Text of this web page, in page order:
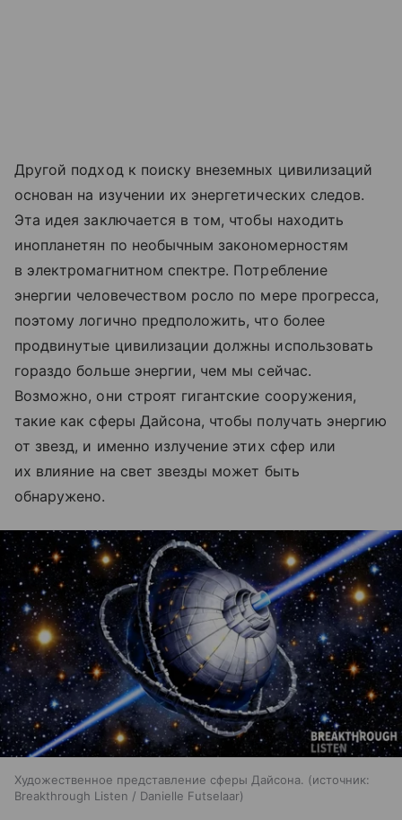
Другой подход к поиску внеземных цивилизаций
основан на изучении их энергетических следов.
Эта идея заключается в том, чтобы находить
инопланетян по необычным закономерностям
в электромагнитном спектре. Потребление
энергии человечеством росло по мере прогресса,
поэтому логично предположить, что более
продвинутые цивилизации должны использовать
гораздо больше энергии, чем мы сейчас.
Возможно, они строят гигантские сооружения,
такие как сферы Дайсона, чтобы получать энергию
от звезд, и именно излучение этих сфер или
их влияние на свет звезды может быть
обнаружено.
Художественное представление сферы Дайсона.
источник:
Breakthrough Listen / Danielle Futselaar